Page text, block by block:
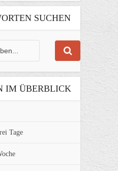
SUCHEN
IM ÜBERBLICK
Tage